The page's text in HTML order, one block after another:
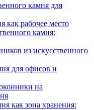
камня для
как рабочее место
камня:
из искусственного
для офисов и
на
как зона хранения: